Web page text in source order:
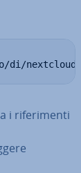
di/
i ri­fe­ri­men­ti